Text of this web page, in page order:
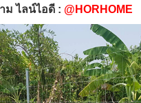
ม ไลน์ไอดี : @HORHOME